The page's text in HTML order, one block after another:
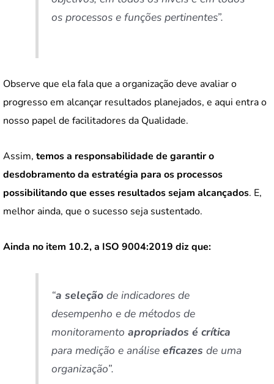
os processos e funções pertinentes”.
Observe que ela fala que a organização deve avaliar o
progresso em alcançar resultados planejados, e aqui entra o
nosso papel de facilitadores da Qualidade.
Assim, temos a responsabilidade de garantir o
desdobramento da estratégia para os processos
possibilitando que esses resultados sejam alcançados. E,
melhor ainda, que o sucesso seja sustentado.
Ainda no item 10.2, a ISO 9004:2019 diz que:
“a seleçãode indicadores de
desempenho e de métodos de
monitoramento apropriados é crítica
para medição e análiseeficazes de uma
organização”.